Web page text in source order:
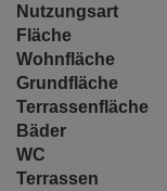
Nutzungsart
Fläche
Wohnfläche
Grundfläche
Terrassenfläche
Bäder
WC
Terrassen